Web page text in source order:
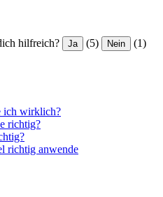
hilfreich? Ja (5) Nein (1)
ich wirklich?
richtig?
richtig anwende